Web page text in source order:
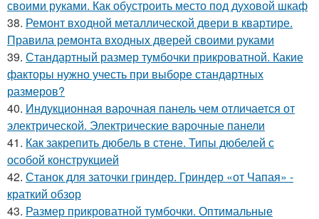
своими руками. Как обустроить место под духовой шкаф
38. Ремонт входной металлической двери в квартире.
Правила ремонта входных дверей своими руками
39. Стандартный размер тумбочки прикроватной. Какие
факторы нужно учесть при выборе стандартных
размеров?
40. Индукционная варочная панель чем отличается от
электрической. Электрические варочные панели
41. Как закрепить дюбель в стене. Типы дюбелей с
особой конструкцией
42. Станок для заточки гриндер. Гриндер «от Чапая» -
краткий обзор
43. Размер прикроватной тумбочки. Оптимальные